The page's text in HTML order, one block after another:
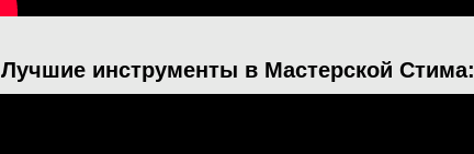
Лучшие инструменты в Мастерской Стима: